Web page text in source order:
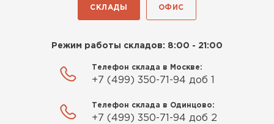
СКЛАДЫ ОФИС
Режим работы складов: 8:00 - 21:00
Телефон склада в Москве:
+7 (499) 350-71-94 доб 1
Телефон склада в Одинцово:
+7 (499) 350-71-94 доб 2